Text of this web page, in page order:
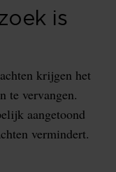
is
krijgen het
te vervangen.
aangetoond
vermindert.